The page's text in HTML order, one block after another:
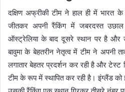
दक्षिण अफ्रीकी टीम ने हाल ही में भारत
जीतकर अपनी रैंकिंग में जबरदस्त उछाल
ऑस्ट्रेलिया के बाद दूसरे स्थान पर है और
बावुमा के बेहतरीन नेतृत्व में टीम ने अपनी
लगातार बेहतर प्रदर्शन कर रही है और
टीम के रूप में स्थापित कर रही है। इंग्लैंड